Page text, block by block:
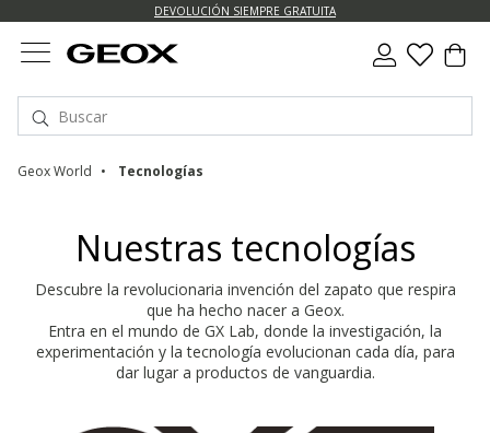
DEVOLUCIÓN SIEMPRE GRATUITA
Geox World Tecnologías
Nuestras tecnologías
Descubre la revolucionaria invención del zapato que respira
que ha hecho nacer a Geox.
Entra en el mundo de GX Lab, donde la investigación, la
experimentación y la tecnología evolucionan cada día, para
dar lugar a productos de vanguardia.